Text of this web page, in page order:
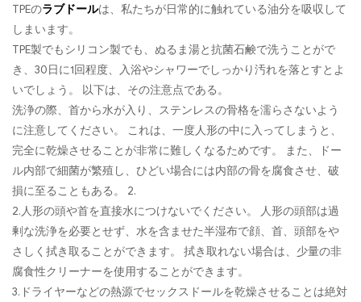
TPEのラブドールは、私たちが日常的に触れている油分を吸収して
しまいます。
TPE製でもシリコン製でも、ぬるま湯と抗菌石鹸で洗うことがで
き、30日に1回程度、入浴やシャワーでしっかり汚れを落とすとよ
いでしょう。 以下は、その注意点である。
洗浄の際、首から水が入り、ステンレスの骨格を濡らさないよう
に注意してください。 これは、一度人形の中に入ってしまうと、
完全に乾燥させることが非常に難しくなるためです。 また、ドー
ル内部で細菌が繁殖し、ひどい場合には内部の骨を腐食させ、破
損に至ることもある。 2.
2.人形の頭や首を直接水につけないでください。 人形の頭部は過
剰な洗浄を必要とせず、水を含ませた半湿布で顔、首、頭部をや
さしく拭き取ることができます。 拭き取れない場合は、少量の非
腐食性クリーナーを使用することができます。
3.ドライヤーなどの熱源でセックスドールを乾燥させることは絶対